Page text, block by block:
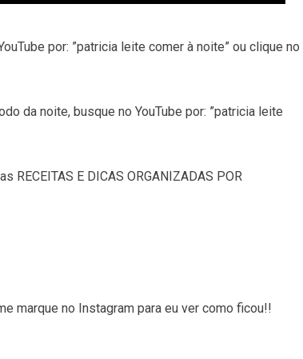
por: ”patricia leite comer à noite” ou clique no
da noite, busque no YouTube por: ”patricia leite
RECEITAS E DICAS ORGANIZADAS POR
marque no Instagram para eu ver como ficou!!